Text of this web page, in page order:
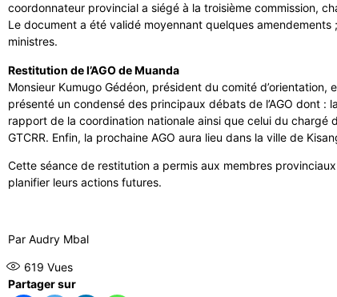
coordonnateur provincial a siégé à la troisième commission,
Le document a été validé moyennant quelques
ministres.
Restitution de l’AGO de Muanda
Monsieur Kumugo Gédéon, président du comité
présenté un condensé des principaux débats de l’AGO dont
rapport de la coordination nationale ainsi que celui du chargé
GTCRR. Enfin, la prochaine AGO aura lieu dans la ville de
Cette séance de restitution a permis aux membres
planifier leurs actions futures.
Par Audry Mbal
619 Vues
Partager sur